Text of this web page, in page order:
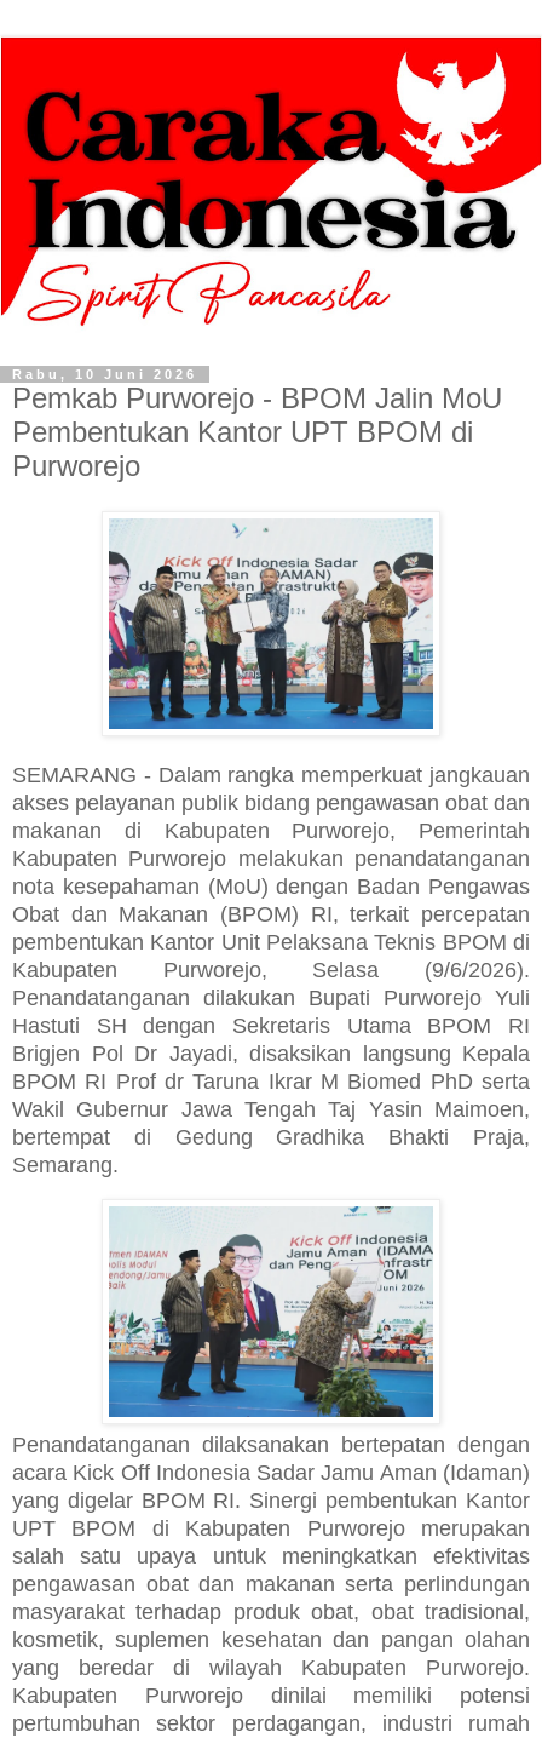
Rabu, 10 Juni 2026
Pemkab Purworejo - BPOM Jalin MoU
Pembentukan Kantor UPT BPOM di
Purworejo
SEMARANG - Dalam rangka memperkuat jangkauan
akses pelayanan publik bidang pengawasan obat dan
makanan di Kabupaten Purworejo, Pemerintah
Kabupaten Purworejo melakukan penandatanganan
nota kesepahaman (MoU) dengan Badan Pengawas
Obat dan Makanan (BPOM) RI, terkait percepatan
pembentukan Kantor Unit Pelaksana Teknis BPOM di
Kabupaten Purworejo, Selasa (9/6/2026).
Penandatanganan dilakukan Bupati Purworejo Yuli
Hastuti SH dengan Sekretaris Utama BPOM RI
Brigjen Pol Dr Jayadi, disaksikan langsung Kepala
BPOM RI Prof dr Taruna Ikrar M Biomed PhD serta
Wakil Gubernur Jawa Tengah Taj Yasin Maimoen,
bertempat di Gedung Gradhika Bhakti Praja,
Semarang.
Penandatanganan dilaksanakan bertepatan dengan
acara Kick Off Indonesia Sadar Jamu Aman (Idaman)
yang digelar BPOM RI. Sinergi pembentukan Kantor
UPT BPOM di Kabupaten Purworejo merupakan
salah satu upaya untuk meningkatkan efektivitas
pengawasan obat dan makanan serta perlindungan
masyarakat terhadap produk obat, obat tradisional,
kosmetik, suplemen kesehatan dan pangan olahan
yang beredar di wilayah Kabupaten Purworejo.
Kabupaten Purworejo dinilai memiliki potensi
pertumbuhan sektor perdagangan, industri rumah